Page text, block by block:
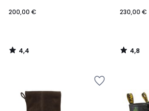
200,00 €
4,4
/
230,00 €
4,8
/